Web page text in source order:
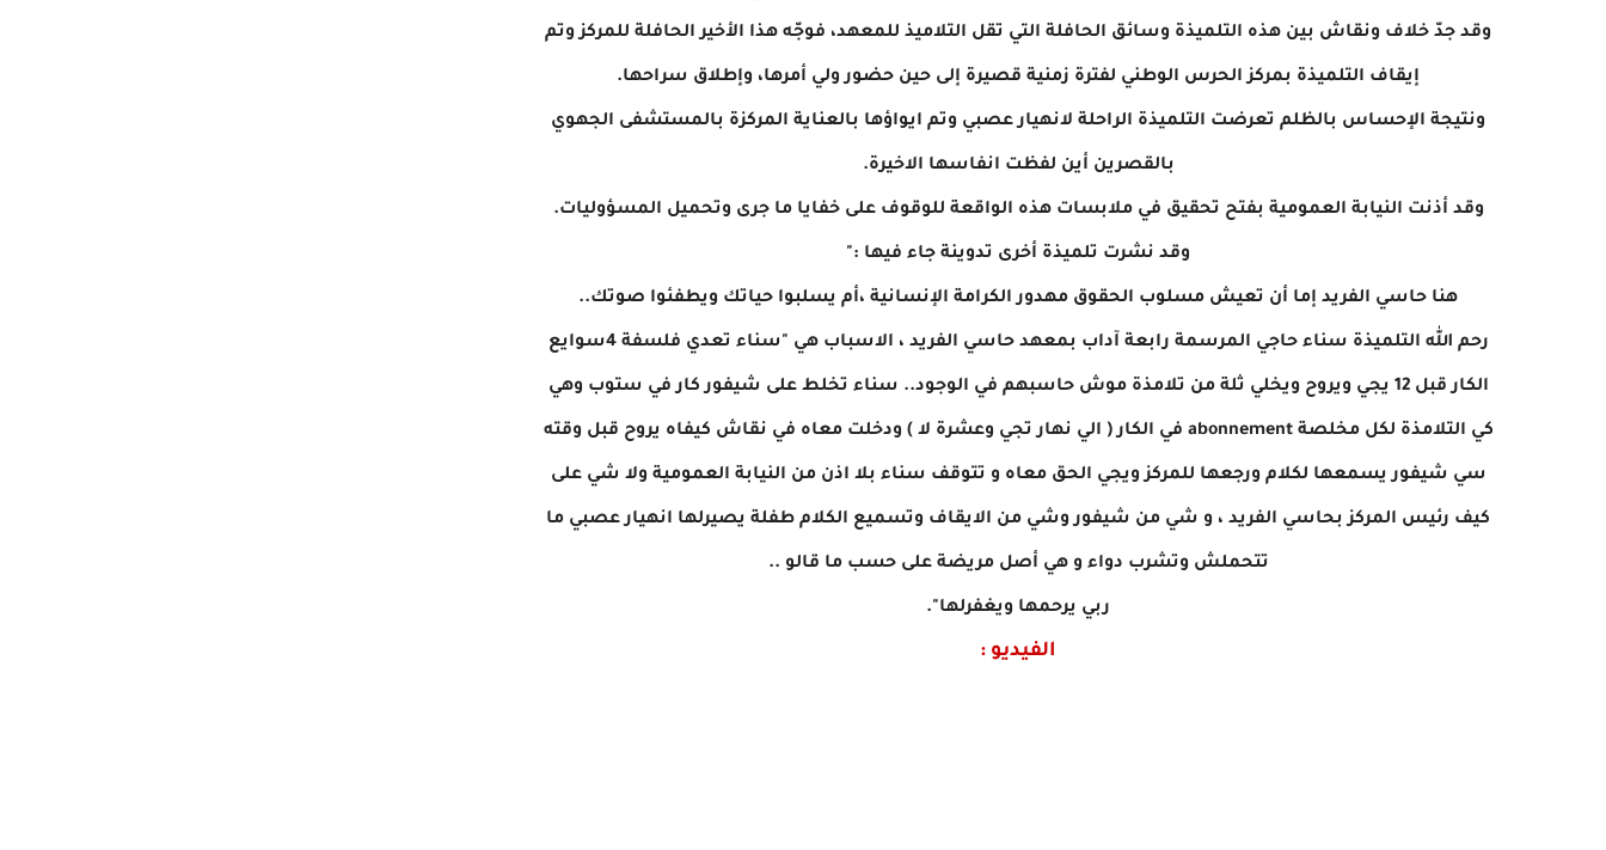
وقد جدّ خلاف ونقاش بين هذه التلميذة وسائق الحافلة التي تقل التلاميذ للمعهد، فوجّه هذا الأخير الحافلة للمركز وتم
إيقاف التلميذة بمركز الحرس الوطني لفترة زمنية قصيرة إلى حين حضور ولي أمرها، وإطلاق سراحها.
ونتيجة الإحساس بالظلم تعرضت التلميذة الراحلة لانهيار عصبي وتم ايواؤها بالعناية المركزة بالمستشفى الجهوي
بالقصرين أين لفظت انفاسها الاخيرة.
وقد أذنت النيابة العمومية بفتح تحقيق في ملابسات هذه الواقعة للوقوف على خفايا ما جرى وتحميل المسؤوليات.
وقد نشرت تلميذة أخرى تدوينة جاء فيها :"
هنا حاسي الفريد إما أن تعيش مسلوب الحقوق مهدور الكرامة الإنسانية ،أم يسلبوا حياتك ويطفئوا صوتك..
رحم الله التلميذة سناء حاجي المرسمة رابعة آداب بمعهد حاسي الفريد ، الاسباب هي "سناء تعدي فلسفة 4سوايع
الكار قبل 12 يجي ويروح ويخلي ثلة من تلامذة موش حاسبهم في الوجود.. سناء تخلط على شيفور كار في ستوب وهي
كي التلامذة لكل مخلصة abonnement في الكار ( الي نهار تجي وعشرة لا ) ودخلت معاه في نقاش كيفاه يروح قبل وقته
سي شيفور يسمعها لكلام ورجعها للمركز ويجي الحق معاه و تتوقف سناء بلا اذن من النيابة العمومية ولا شي على
كيف رئيس المركز بحاسي الفريد ، و شي من شيفور وشي من الايقاف وتسميع الكلام طفلة يصيرلها انهيار عصبي ما
تتحملش وتشرب دواء و هي أصل مريضة على حسب ما قالو ..
ربي يرحمها ويغفرلها".
الفيديو :